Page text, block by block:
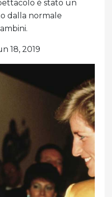
è stato un
dalla normale
18, 2019